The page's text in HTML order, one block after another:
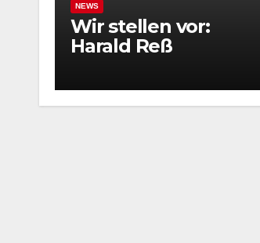
NEWS
Wir stellen vor:
Harald Reß